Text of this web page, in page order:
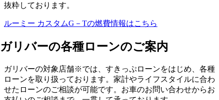
抜粋しております。
ルーミー カスタムG－Tの燃費情報はこちら
ガリバーの各種ローンのご案内
ガリバーの対象店舗※では、すきっぷローンをはじめ、各種
ローンを取り扱っております。家計やライフスタイルに合わ
せたローンのご相談が可能です。お車のお問い合わせからお